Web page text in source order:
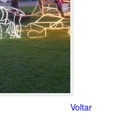
Voltar